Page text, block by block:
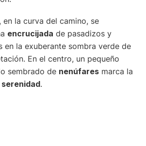
en la curva del camino, se
encrucijada de pasadizos y
en la exuberante sombra verde de
En el centro, un pequeño
sembrado de nenúfares marca la
.